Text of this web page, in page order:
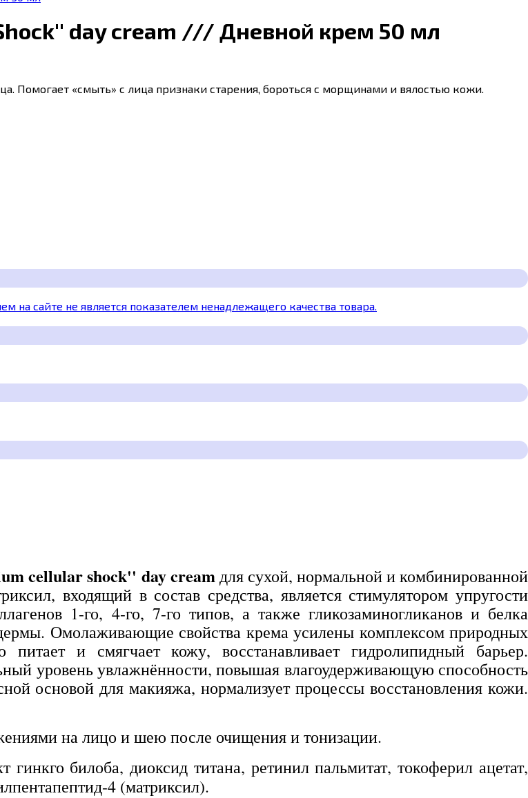
day cream /// Дневной крем 50 мл
Помогает «смыть» с лица признаки старения, бороться с морщинами и вялостью кожи.
на сайте не является показателем ненадлежащего качества товара.
cellular shock'' day creamдля сухой, нормальной и комбинированной
входящий в состав средства, является стимулятором упругости
1-го, 4-го, 7-го типов, а также гликозаминогликанов и белка
Омолаживающие свойства крема усилены комплексом природных
и смягчает кожу, восстанавливает гидролипидный барьер.
уровень увлажнённости, повышая влагоудерживающую способность
основой для макияжа, нормализует процессы восстановления кожи.
на лицо и шею после очищения и тонизации.
билоба, диоксид титана, ретинил пальмитат, токоферил ацетат,
4 (матриксил).